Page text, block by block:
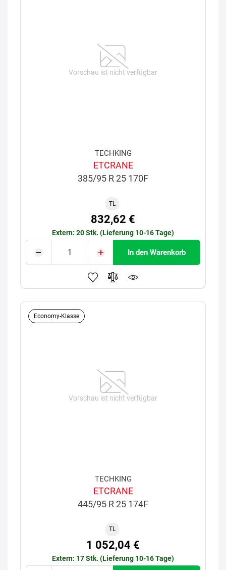
Vorschau ist nicht verfügbar
TECHKING
ETCRANE
385/95 R 25 170F
TL
832,62 €
Extern: 20 Stk. (Lieferung 10-16 Tage)
In den Warenkorb
Vorschau ist nicht verfügbar
Economy-Klasse
TECHKING
ETCRANE
445/95 R 25 174F
TL
1 052,04 €
Extern: 17 Stk. (Lieferung 10-16 Tage)